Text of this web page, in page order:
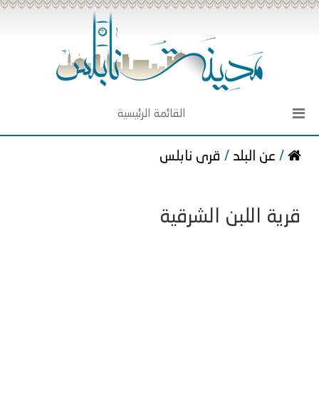
القائمة الرئيسية
/ عن البلد / قرى نابلس
قرية اللبن الشرقية